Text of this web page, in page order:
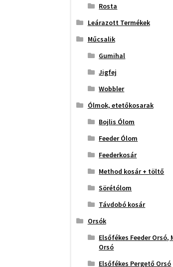
Rosta
Leárazott Termékek
Műcsalik
Gumihal
Jigfej
Wobbler
Ólmok, etetőkosarak
Bojlis Ólom
Feeder Ólom
Feederkosár
Method kosár + töltő
Sörétólom
Távdobó kosár
Orsók
Elsőfékes Feeder Orsó,
Orsó
Elsőfékes Pergető Orsó